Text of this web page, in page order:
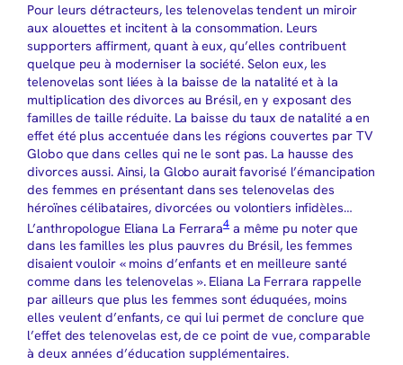
Pour leurs détracteurs, les telenovelas tendent un miroir
aux alouettes et incitent à la consommation. Leurs
supporters affirment, quant à eux, qu’elles contribuent
quelque peu à moderniser la société. Selon eux, les
telenovelas sont liées à la baisse de la natalité et à la
multiplication des divorces au Brésil, en y exposant des
familles de taille réduite. La baisse du taux de natalité a en
effet été plus accentuée dans les régions couvertes par TV
Globo que dans celles qui ne le sont pas. La hausse des
divorces aussi. Ainsi, la Globo aurait favorisé l’émancipation
des femmes en présentant dans ses telenovelas des
héroïnes célibataires, divorcées ou volontiers infidèles…
L’anthropologue Eliana La Ferrara4 a même pu noter que
dans les familles les plus pauvres du Brésil, les femmes
disaient vouloir « moins d’enfants et en meilleure santé
comme dans les telenovelas ». Eliana La Ferrara rappelle
par ailleurs que plus les femmes sont éduquées, moins
elles veulent d’enfants, ce qui lui permet de conclure que
l’effet des telenovelas est, de ce point de vue, comparable
à deux années d’éducation supplémentaires.